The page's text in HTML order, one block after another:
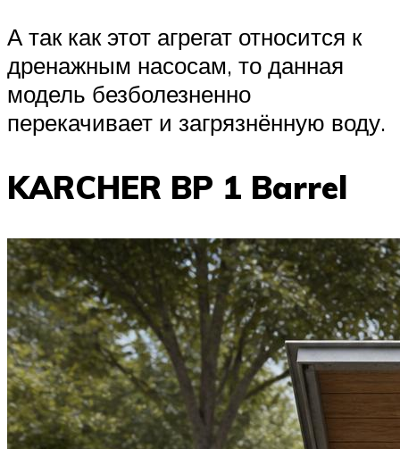
А так как этот агрегат относится к
дренажным насосам, то данная
модель безболезненно
перекачивает и загрязнённую воду.
KARCHER BP 1 Barrel